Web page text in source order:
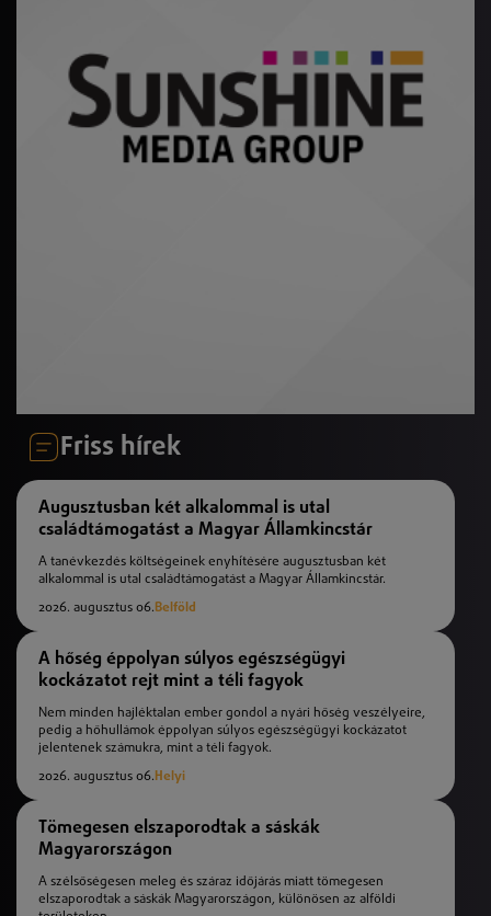
Friss hírek
Augusztusban két alkalommal is utal
családtámogatást a Magyar Államkincstár
A tanévkezdés költségeinek enyhítésére augusztusban két
alkalommal is utal családtámogatást a Magyar Államkincstár.
2026. augusztus 06.Belföld
A hőség éppolyan súlyos egészségügyi
kockázatot rejt mint a téli fagyok
Nem minden hajléktalan ember gondol a nyári hőség veszélyeire,
pedig a hőhullámok éppolyan súlyos egészségügyi kockázatot
jelentenek számukra, mint a téli fagyok.
2026. augusztus 06. Helyi
Tömegesen elszaporodtak a sáskák
Magyarországon
A szélsőségesen meleg és száraz időjárás miatt tömegesen
elszaporodtak a sáskák Magyarországon, különösen az alföldi